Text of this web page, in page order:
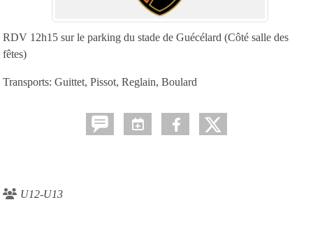
RDV 12h15 sur le parking du stade de Guécélard (Côté salle des
fêtes)
Transports: Guittet, Pissot, Reglain, Boulard
U12-U13